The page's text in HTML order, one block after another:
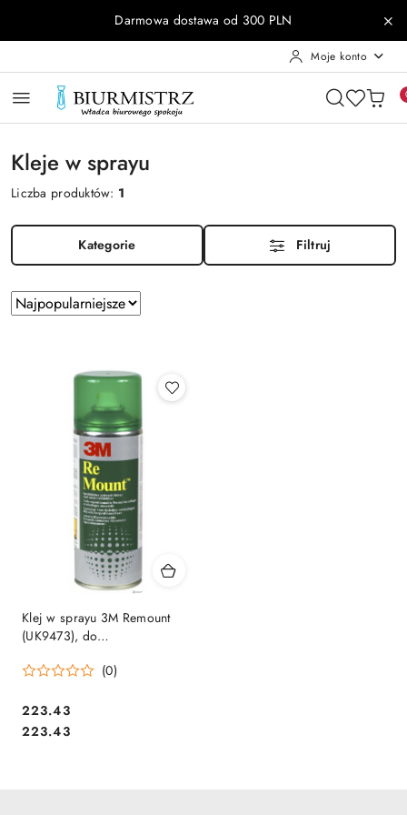
Przejdź do treści głównej
Przejdź do wyszukiwarki
Przejdź do moje konto
Przejdź do menu głównego
Przejdź do stopkiDarmowa dostawa od 300 PLN
Moje konto
Kleje w sprayu
Liczba produktów: 1
Kategorie Filtruj
Zastosowano
sortowanie:
Sortuj
według
Klej w sprayu 3M Remount
(UK9473), do
(0)
Cena:
223.43
Cena:
223.43